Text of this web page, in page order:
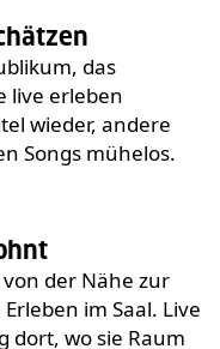
das
live erleben
wieder, andere
Songs mühelos.
der Nähe zur
im Saal. Live
dort, wo sie Raum